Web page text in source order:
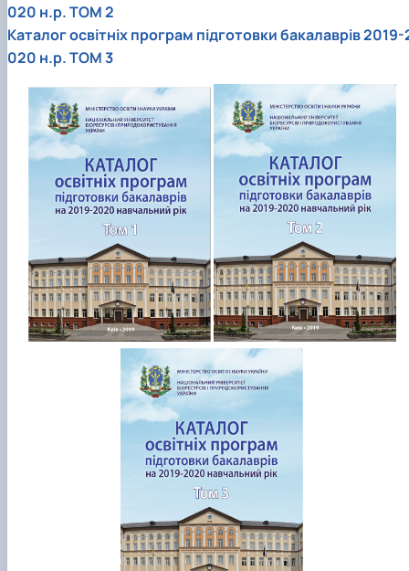
020 н.р. ТОМ 2
Каталог освітніх програм підготовки бакалаврів 2019-
020 н.р. ТОМ 3